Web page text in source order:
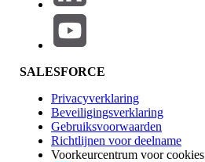
Invloed op functies
SALESFORCE
Privacyverklaring
Beveiligingsverklaring
Gebruiksvoorwaarden
Richtlijnen voor deelname
Voorkeurcentrum voor cookies